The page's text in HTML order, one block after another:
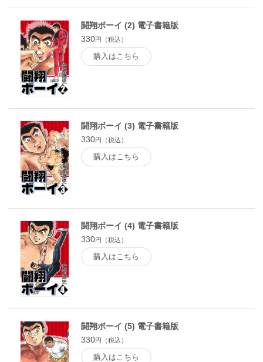
闘翔ボーイ (2) 電子書籍版
330円（税込）
購入はこちら
闘翔ボーイ (3) 電子書籍版
330円（税込）
購入はこちら
闘翔ボーイ (4) 電子書籍版
330円（税込）
購入はこちら
闘翔ボーイ (5) 電子書籍版
330円（税込）
購入はこちら